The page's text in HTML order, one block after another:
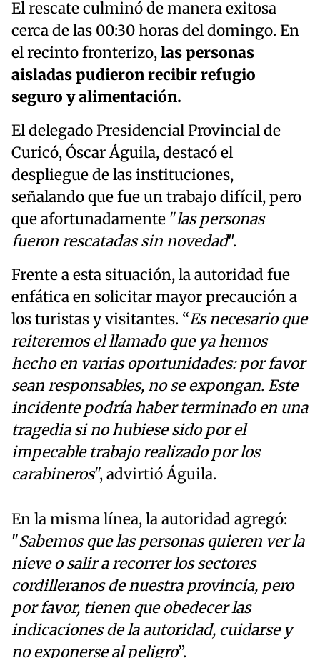
El rescate culminó de manera exitosa
cerca de las 00:30 horas del domingo. En
el recinto fronterizo,las personas
aisladas pudieron recibir refugio
seguro y alimentación.
El delegado Presidencial Provincial de
Curicó, Óscar Águila, destacó el
despliegue de las instituciones,
señalando que fue un trabajo difícil, pero
que afortunadamente "las personas
fueron rescatadas sin novedad".
Frente a esta situación, la autoridad fue
enfática en solicitar mayor precaución a
los turistas y visitantes. “Es necesario que
reiteremos el llamado que ya hemos
hecho en varias oportunidades: por favor
sean responsables, no se expongan. Este
incidente podría haber terminado en una
tragedia si no hubiese sido por el
impecable trabajo realizado por los
carabineros", advirtió Águila.
En la misma línea, la autoridad agregó:
"Sabemos que las personas quieren ver la
nieve o salir a recorrer los sectores
cordilleranos de nuestra provincia, pero
por favor, tienen que obedecer las
indicaciones de la autoridad, cuidarse y
no exponerse al peligro”.